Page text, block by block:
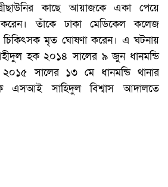
কাছে আয়াজকে একা পেয়ে
করেন। তাঁকে ঢাকা মেডিকেল কলেজ
চিকিৎসক মৃত ঘোষণা করেন। এ ঘটনায়
হক ২০১৪ সালের ৯ জুন ধানমন্ডি
সালের ১৩ মে ধানমন্ডি থানার
এসআই সাহিদুল বিশ্বাস আদালতে